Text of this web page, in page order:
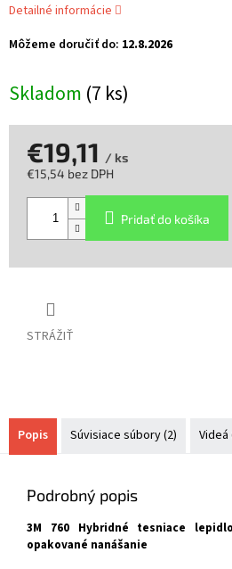
Skladom (7 ks)
Môžeme doručiť do: 12.8.2026
Detailné informácie
STRÁŽIŤ
€19,11 / ks
€15,54 bez DPH
Pridať do košíka
Popis Súvisiace súbory (2) Videá
Podrobný popis
3M 760 Hybridné tesniace
opakované nanášanie